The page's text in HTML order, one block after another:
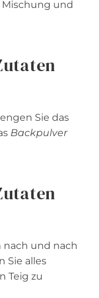
Mischung und
Sie das
Backpulver
nach und nach
Sie alles
Teig zu